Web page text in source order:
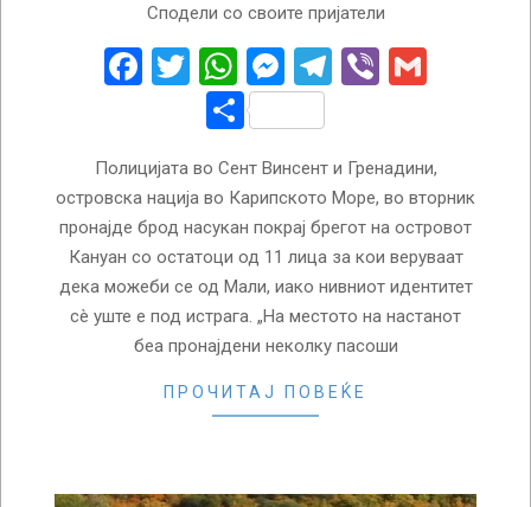
Сподели со своите пријатели
Facebook
Twitter
WhatsApp
Messenger
Telegram
Viber
Share
Полицијата во Сент Винсент и Гренадини,
островска нација во Карипското Море, во вторник
пронајде брод насукан покрај брегот на островот
Кануан со остатоци од 11 лица за кои веруваат
дека можеби се од Мали, иако нивниот идентитет
сè уште е под истрага. „На местото на настанот
беа пронајдени неколку пасоши
ПРОЧИТАЈ ПОВЕЌЕ